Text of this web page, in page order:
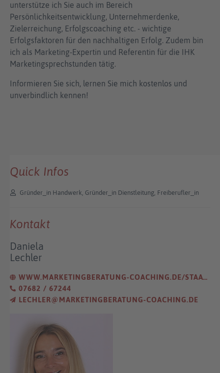
unterstütze ich Sie auch im Bereich
Persönlichkeitsentwicklung, Unternehmerdenke,
Zielerreichung, Erfolgscoaching etc. - wichtige
Erfolgsfaktoren für den nachhaltigen Erfolg. Zudem bin
ich als Marketing-Expertin und Referentin für die IHK
Marketingsprechstunden tätig.
Informieren Sie sich, lernen Sie mich kostenlos und
unverbindlich kennen!
Quick Infos
Gründer_in Handwerk, Gründer_in Dienstleitung, Freiberufler_in
Kontakt
Daniela
Lechler
WWW.MARKETINGBERATUNG-COACHING.DE/STAATLICHE-FOERDERUNG-EXISTENZGRUENDUNG/
07682 / 67244
LECHLER@MARKETINGBERATUNG-COACHING.DE